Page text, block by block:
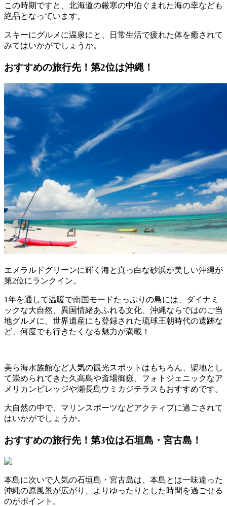
この時期ですと、北海道の厳寒の中泊ぐまれた海の幸なども
絶品となっています。
スキーにグルメに温泉にと、日常生活で疲れた体を癒されて
みてはいかがでしょうか。
おすすめの旅行先！第2位は沖縄！
エメラルドグリーンに輝く海と真っ白な砂浜が美しい沖縄が
第2位にランクイン。
1年を通して温暖で南国モードたっぷりの島には、ダイナミ
ックな大自然、異国情緒あふれる文化、沖縄ならではのご当
地グルメに、世界遺産にも登録された琉球王朝時代の遺跡な
ど、何度でも行きたくなる魅力が満載！
美ら海水族館など人気の観光スポットはもちろん、聖地とし
て崇められてきた久高島や斎場御嶽、フォトジェニックなア
メリカンビレッジや瀬長島ウミカジテラスもおすすめです。
大自然の中で、マリンスポーツなどアクティブに過ごされて
はいかがでしょうか。
おすすめの旅行先！第3位は石垣島・宮古島！
本島に次いで人気の石垣島・宮古島は、本島とは一味違った
沖縄の原風景が広がり、よりゆったりとした時間を過ごせる
のがポイント。